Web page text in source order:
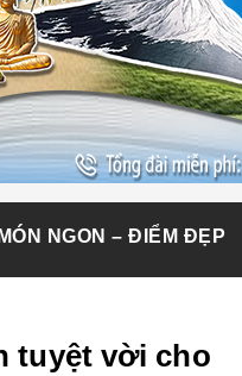
MÓN NGON – ĐIỂM ĐẸP
tuyệt vời cho